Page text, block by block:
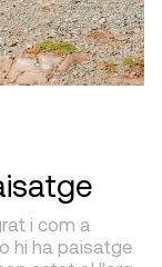
i com a
hi ha paisatge